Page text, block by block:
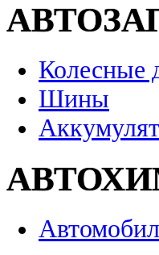
Колесные
Шины